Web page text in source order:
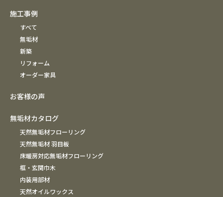
施工事例
すべて
無垢材
新築
リフォーム
オーダー家具
お客様の声
無垢材カタログ
天然無垢材フローリング
天然無垢材 羽目板
床暖房対応無垢材フローリング
框・玄関巾木
内装用部材
天然オイルワックス